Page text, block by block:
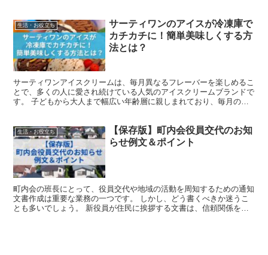
生活・お役立ち
サーティワンのアイスが冷凍庫で
カチカチに！簡単美味しくする方
法とは？
サーティワンアイスクリームは、毎月異なるフレーバーを楽しめるこ
とで、多くの人に愛され続けている人気のアイスクリームブランドで
す。 子どもから大人まで幅広い年齢層に親しまれており、毎月の新
生活・お役立ち
【保存版】町内会役員交代のお知
らせ例文＆ポイント
町内会の班長にとって、役員交代や地域の活動を周知するための通知
文書作成は重要な業務の一つです。 しかし、どう書くべきか迷うこ
とも多いでしょう。 新役員が住民に挨拶する文書は、信頼関係を築